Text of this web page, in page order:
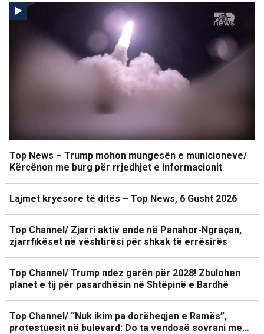
Top News – Trump mohon mungesën e municioneve/
Kërcënon me burg për rrjedhjet e informacionit
Lajmet kryesore të ditës – Top News, 6 Gusht 2026
Top Channel/ Zjarri aktiv ende në Panahor-Ngraçan,
zjarrfikëset në vështirësi për shkak të errësirës
Top Channel/ Trump ndez garën për 2028! Zbulohen
planet e tij për pasardhësin në Shtëpinë e Bardhë
Top Channel/ “Nuk ikim pa dorëheqjen e Ramës”,
protestuesit në bulevard: Do ta vendosë sovrani me…